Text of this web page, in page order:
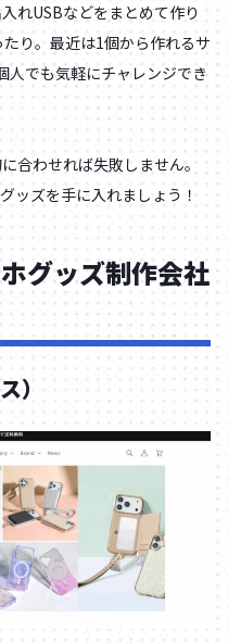
れUSBなどをまとめて作り
り。最近は1個から作れるサ
人でも気軽にチャレンジでき
合わせれば失敗しません。
ッズを手に入れましょう！
グッズ制作会社
）